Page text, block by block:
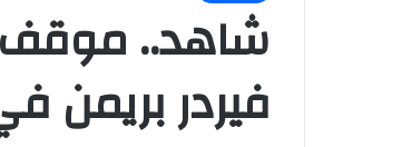
شاهد.. موقف
فيردر بريمن